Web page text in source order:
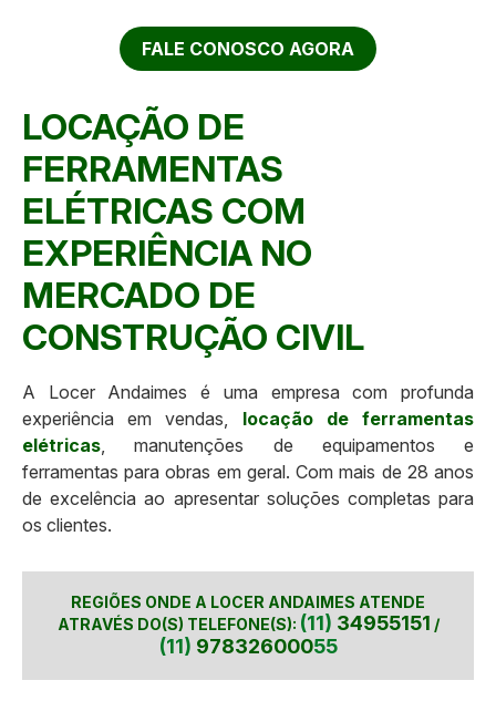
FALE CONOSCO AGORA
LOCAÇÃO DE
FERRAMENTAS
ELÉTRICAS COM
EXPERIÊNCIA NO
MERCADO DE
CONSTRUÇÃO CIVIL
A Locer Andaimes é uma empresa com profunda
experiência em vendas, locação de ferramentas
elétricas , manutenções de equipamentos e
ferramentas para obras em geral. Com mais de 28 anos
de excelência ao apresentar soluções completas para
os clientes.
REGIÕES ONDE A LOCER ANDAIMES ATENDE
ATRAVÉS DO(S) TELEFONE(S): (11) 34955151 /
(11) 97832600055